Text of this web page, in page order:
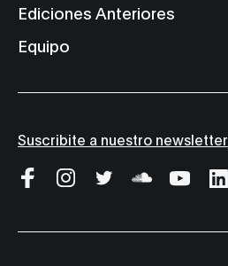
Ediciones Anteriores
Equipo
Suscribite a nuestro newsletter